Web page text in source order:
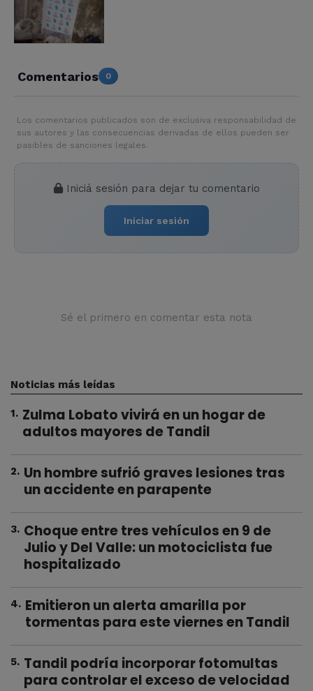
Comentarios 0
Los comentarios publicados son de exclusiva responsabilidad de
sus autores y las consecuencias derivadas de ellos pueden ser
pasibles de sanciones legales.
Iniciá sesión para dejar tu comentario
Iniciar sesión
Sé el primero en comentar esta nota
Noticias más leídas
1. Zulma Lobato vivirá en un hogar de
adultos mayores de Tandil
2. Un hombre sufrió graves lesiones tras
un accidente en parapente
3. Choque entre tres vehículos en 9 de
Julio y Del Valle: un motociclista fue
hospitalizado
4. Emitieron un alerta amarilla por
tormentas para este viernes en Tandil
5. Tandil podría incorporar fotomultas
para controlar el exceso de velocidad